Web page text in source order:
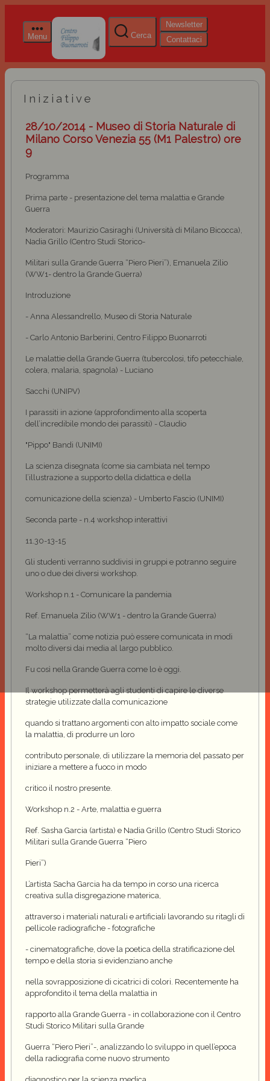
Menu Cerca
Newsletter
Contattaci
Iniziative
28/10/2014 - Museo di Storia Naturale di
Milano Corso Venezia 55 (M1 Palestro) ore
9
Programma
Prima parte - presentazione del tema malattia e Grande
Guerra
Moderatori: Maurizio Casiraghi (Università di Milano Bicocca),
Nadia Grillo (Centro Studi Storico-
Militari sulla Grande Guerra “Piero Pieri”), Emanuela Zilio
(WW1- dentro la Grande Guerra)
Introduzione
- Anna Alessandrello, Museo di Storia Naturale
- Carlo Antonio Barberini, Centro Filippo Buonarroti
Le malattie della Grande Guerra (tubercolosi, tifo petecchiale,
colera, malaria, spagnola) - Luciano
Sacchi (UNIPV)
I parassiti in azione (approfondimento alla scoperta
dell’incredibile mondo dei parassiti) - Claudio
"Pippo" Bandi (UNIMI)
La scienza disegnata (come sia cambiata nel tempo
l’illustrazione a supporto della didattica e della
comunicazione della scienza) - Umberto Fascio (UNIMI)
Seconda parte - n.4 workshop interattivi
11.30-13-15
Gli studenti verranno suddivisi in gruppi e potranno seguire
uno o due dei diversi workshop.
Workshop n.1 - Comunicare la pandemia
Ref. Emanuela Zilio (WW1 - dentro la Grande Guerra)
“La malattia” come notizia può essere comunicata in modi
molto diversi dai media al largo pubblico.
Fu così nella Grande Guerra come lo è oggi.
Il workshop permetterà agli studenti di capire le diverse
strategie utilizzate dalla comunicazione
quando si trattano argomenti con alto impatto sociale come
la malattia, di produrre un loro
contributo personale, di utilizzare la memoria del passato per
iniziare a mettere a fuoco in modo
critico il nostro presente.
Workshop n.2 - Arte, malattia e guerra
Ref. Sasha Garcia (artista) e Nadia Grillo (Centro Studi Storico
Militari sulla Grande Guerra “Piero
Pieri”)
L’artista Sacha Garcia ha da tempo in corso una ricerca
creativa sulla disgregazione materica,
attraverso i materiali naturali e artificiali lavorando su ritagli di
pellicole radiografiche - fotografiche
- cinematografiche, dove la poetica della stratificazione del
tempo e della storia si evidenziano anche
nella sovrapposizione di cicatrici di colori. Recentemente ha
approfondito il tema della malattia in
rapporto alla Grande Guerra - in collaborazione con il Centro
Studi Storico Militari sulla Grande
Guerra “Piero Pieri”-, analizzando lo sviluppo in quell’epoca
della radiografia come nuovo strumento